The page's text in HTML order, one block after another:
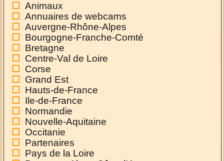
Animaux
Annuaires de webcams
Auvergne-Rhône-Alpes
Bourgogne-Franche-Comté
Bretagne
Centre-Val de Loire
Corse
Grand Est
Hauts-de-France
Ile-de-France
Normandie
Nouvelle-Aquitaine
Occitanie
Partenaires
Pays de la Loire